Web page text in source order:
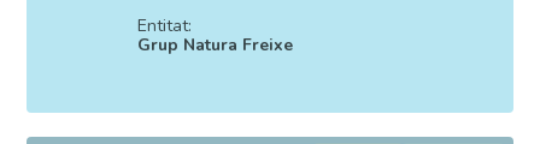
Entitat:
Grup Natura Freixe